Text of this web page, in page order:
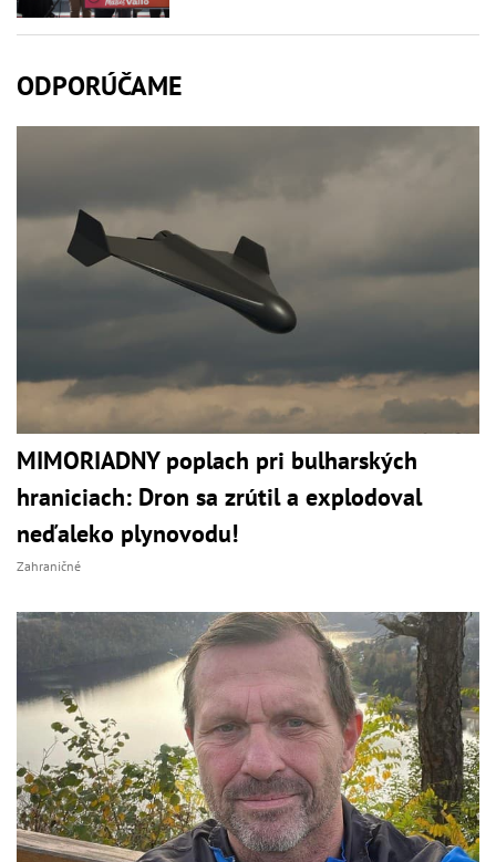
ODPORÚČAME
MIMORIADNY poplach pri bulharských
hraniciach: Dron sa zrútil a explodoval
neďaleko plynovodu!
Zahraničné